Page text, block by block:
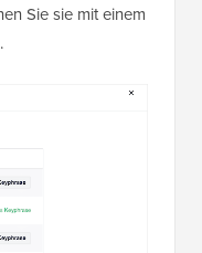
Sie sie mit einem